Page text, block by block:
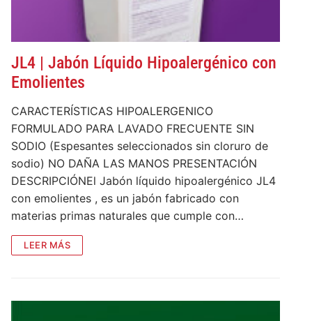
JL4 | Jabón Líquido Hipoalergénico con
Emolientes
CARACTERÍSTICAS HIPOALERGENICO
FORMULADO PARA LAVADO FRECUENTE SIN
SODIO (Espesantes seleccionados sin cloruro de
sodio) NO DAÑA LAS MANOS PRESENTACIÓN
DESCRIPCIÓNEl Jabón líquido hipoalergénico JL4
con emolientes , es un jabón fabricado con
materias primas naturales que cumple con…
LEER MÁS